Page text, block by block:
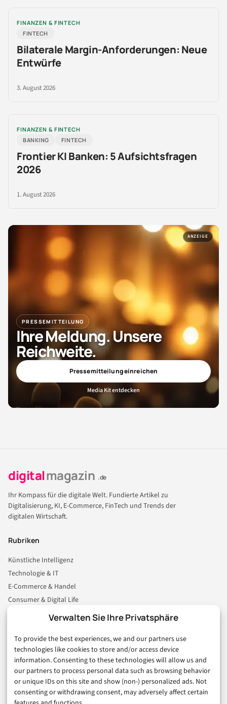
Verwalten Sie Ihre Privatsphäre
To provide the best experiences, we and our partners use
technologies like cookies to store and/or access device
information. Consenting to these technologies will allow us and
our partners to process personal data such as browsing behavior
or unique IDs on this site and show (non-) personalized ads. Not
consenting or withdrawing consent, may adversely affect certain
FINANZEN & FINTECH
FINTECH
Bilaterale Margin-Anforderungen: Neue
Entwürfe
3. August 2026
FINANZEN & FINTECH
BANKING
FINTECH
Frontier KI Banken: 5 Aufsichtsfragen
2026
1. August 2026
ANZEIGE
PRESSEMITTEILUNG
Ihre Meldung. Unsere
Reichweite.
Pressemitteilung einreichen
Media Kit entdecken
digitalmagazin .de
Ihr Kompass für die digitale Welt. Fundierte Artikel zu
Digitalisierung, KI, E-Commerce, FinTech und Trends der
digitalen Wirtschaft.
Rubriken
Künstliche Intelligenz
Technologie & IT
E-Commerce & Handel
Consumer & Digital Life
Business & Karriere
Sicherheit & Recht
Digitalisierung
Marketing